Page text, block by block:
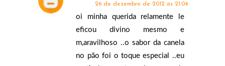
26 de dezembro de 2012 às 21:04
oi minha querida relamente le
eficou divino mesmo e
m,aravilhoso ..o sabor da canela
no pão foi o toque especial ..eu